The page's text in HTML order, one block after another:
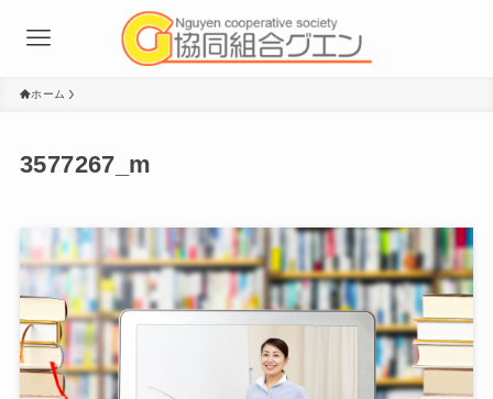
ホーム
3577267_m